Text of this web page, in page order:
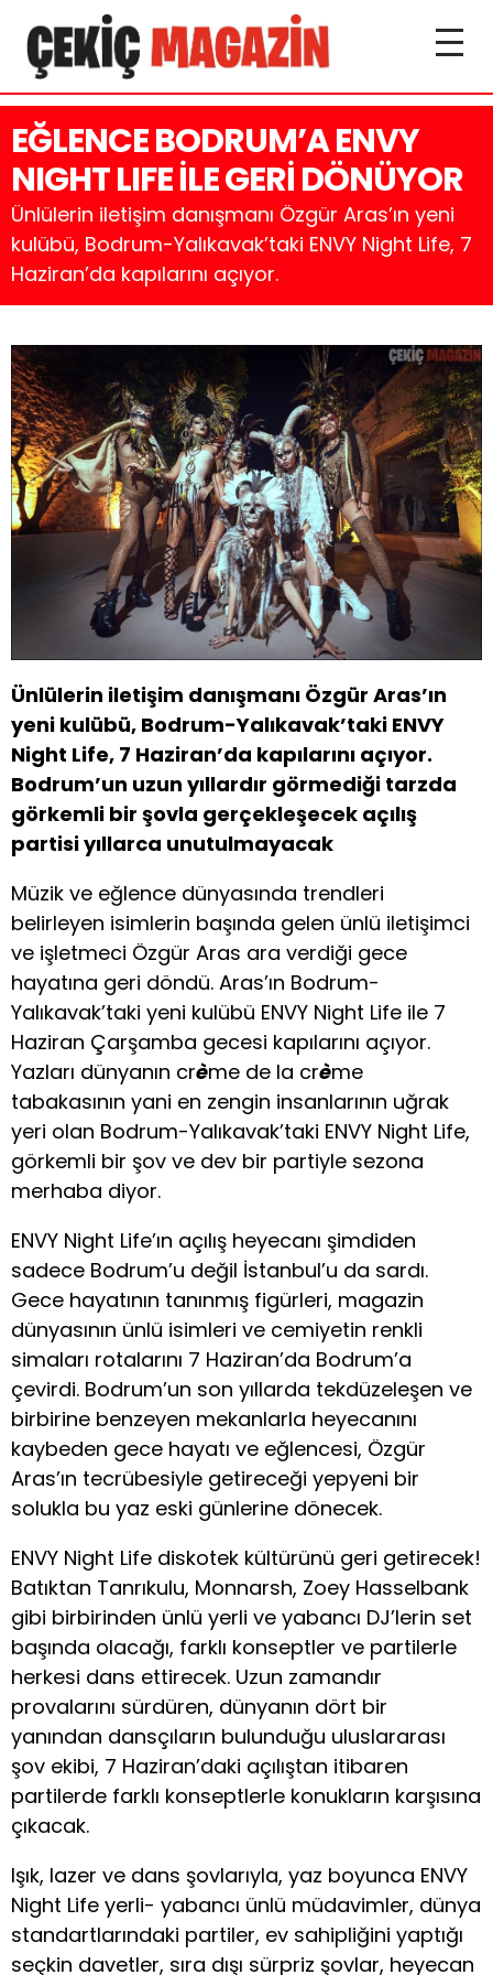
EĞLENCE BODRUM’A ENVY
NIGHT LIFE İLE GERİ DÖNÜYOR
Ünlülerin iletişim danışmanı Özgür Aras’ın yeni
kulübü, Bodrum-Yalıkavak’taki ENVY Night Life, 7
Haziran’da kapılarını açıyor.
Ünlülerin iletişim danışmanı Özgür Aras’ın
yeni kulübü, Bodrum-Yalıkavak’taki ENVY
Night Life, 7 Haziran’da kapılarını açıyor.
Bodrum’un uzun yıllardır görmediği tarzda
görkemli bir şovla gerçekleşecek açılış
partisi yıllarca unutulmayacak
Müzik ve eğlence dünyasında trendleri
belirleyen isimlerin başında gelen ünlü iletişimci
ve işletmeci Özgür Aras ara verdiği gece
hayatına geri döndü. Aras’ın Bodrum-
Yalıkavak’taki yeni kulübü ENVY Night Life ile 7
Haziran Çarşamba gecesi kapılarını açıyor.
Yazları dünyanın crème de la crème
tabakasının yani en zengin insanlarının uğrak
yeri olan Bodrum-Yalıkavak’taki ENVY Night Life,
görkemli bir şov ve dev bir partiyle sezona
merhaba diyor.
ENVY Night Life’ın açılış heyecanı şimdiden
sadece Bodrum’u değil İstanbul’u da sardı.
Gece hayatının tanınmış figürleri, magazin
dünyasının ünlü isimleri ve cemiyetin renkli
simaları rotalarını 7 Haziran’da Bodrum’a
çevirdi. Bodrum’un son yıllarda tekdüzeleşen ve
birbirine benzeyen mekanlarla heyecanını
kaybeden gece hayatı ve eğlencesi, Özgür
Aras’ın tecrübesiyle getireceği yepyeni bir
solukla bu yaz eski günlerine dönecek.
ENVY Night Life diskotek kültürünü geri getirecek!
Batıktan Tanrıkulu, Monnarsh, Zoey Hasselbank
gibi birbirinden ünlü yerli ve yabancı DJ’lerin set
başında olacağı, farklı konseptler ve partilerle
herkesi dans ettirecek. Uzun zamandır
provalarını sürdüren, dünyanın dört bir
yanından dansçıların bulunduğu uluslararası
şov ekibi, 7 Haziran’daki açılıştan itibaren
partilerde farklı konseptlerle konukların karşısına
çıkacak.
Işık, lazer ve dans şovlarıyla, yaz boyunca ENVY
Night Life yerli- yabancı ünlü müdavimler, dünya
standartlarındaki partiler, ev sahipliğini yaptığı
seçkin davetler, sıra dışı sürpriz şovlar, heyecan